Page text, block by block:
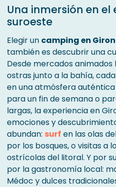
Una inmersión en
suroeste
Elegir un camping en
también es descubrir una
Desde mercados
ostras junto a la bahía,
en una atmósfera auténtica
para un fin de semana o
largas, la experiencia en
emociones y
abundan: surf en las olas
por los bosques, o visitas a
ostrícolas del litoral. Y por
por la gastronomía local:
Médoc y dulces